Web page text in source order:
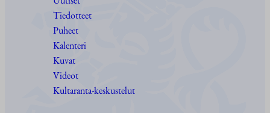
Tiedotteet
Puheet
Kalenteri
Kuvat
Videot
Kultaranta-keskustelut